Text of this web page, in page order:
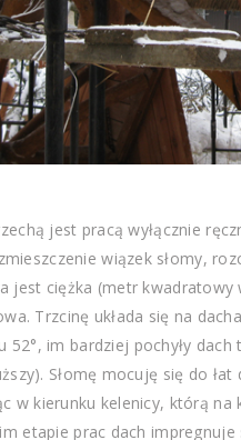
jest pracą wyłącznie
wiązek słomy,
jest ciężka (metr
Trzcinę układa się na
52°, im bardziej pochyły
Słomę mocuję się do
w kierunku kelenicy, którą
etapie prac dach